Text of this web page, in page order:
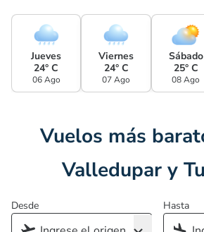
Jueves
24° C
06 Ago
Viernes
24° C
07 Ago
Sábado
25° C
08 Ago
Vuelos más
Valledupar y
Desde Hasta